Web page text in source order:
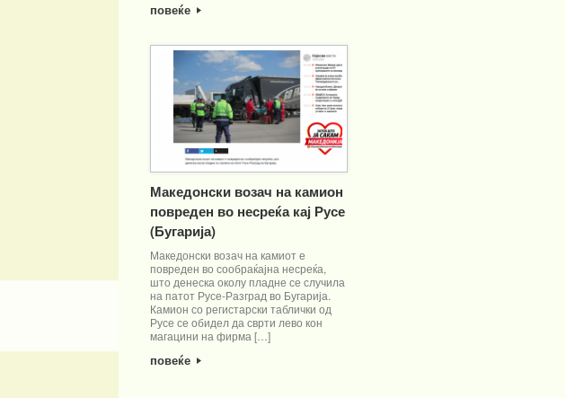
повеќе
Македонски возач на камион
повреден во несреќа кај Русе
(Бугарија)
Македонски возач на камиот е
повреден во сообраќајна несреќа,
што денеска околу пладне се случила
на патот Русе-Разград во Бугарија.
Камион со регистарски таблички од
Русе се обидел да сврти лево кон
магацини на фирма […]
повеќе